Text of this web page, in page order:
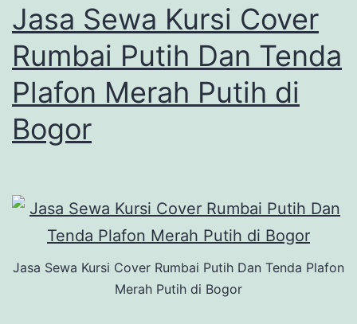
Jasa Sewa Kursi Cover
Rumbai Putih Dan Tenda
Plafon Merah Putih di
Bogor
Jasa Sewa Kursi Cover Rumbai Putih Dan Tenda Plafon
Merah Putih di Bogor